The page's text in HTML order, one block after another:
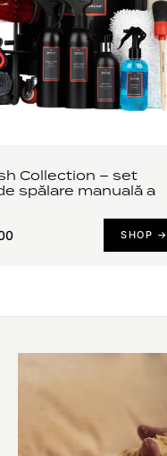
Collection – set
spălare manuală a
SHOP →